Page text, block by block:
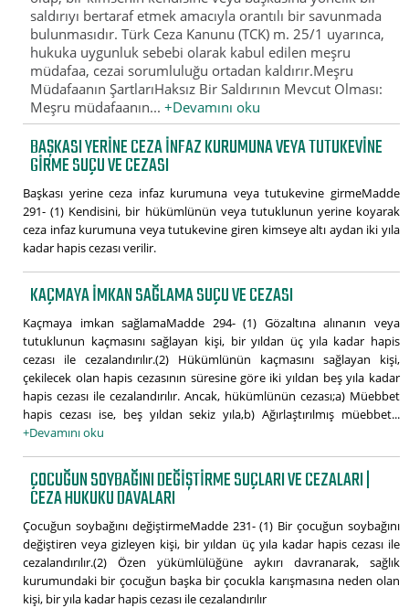
saldırıyı bertaraf etmek amacıyla orantılı bir savunmada
bulunmasıdır. Türk Ceza Kanunu (TCK) m. 25/1 uyarınca,
hukuka uygunluk sebebi olarak kabul edilen meşru
müdafaa, cezai sorumluluğu ortadan kaldırır.Meşru
Müdafaanın ŞartlarıHaksız Bir Saldırının Mevcut Olması:
Meşru müdafaanın...+Devamını oku
BAŞKASI YERINE CEZA INFAZ KURUMUNA VEYA TUTUKEVINE
GIRME SUÇU VE CEZASI
Başkası yerine ceza infaz kurumuna veya tutukevine girmeMadde
291- (1) Kendisini, bir hükümlünün veya tutuklunun yerine koyarak
ceza infaz kurumuna veya tutukevine giren kimseye altı aydan iki yıla
kadar hapis cezası verilir.
KAÇMAYA IMKAN SAĞLAMA SUÇU VE CEZASI
Kaçmaya imkan sağlamaMadde 294- (1) Gözaltına alınanın veya
tutuklunun kaçmasını sağlayan kişi, bir yıldan üç yıla kadar hapis
cezası ile cezalandırılır.(2) Hükümlünün kaçmasını sağlayan kişi,
çekilecek olan hapis cezasının süresine göre iki yıldan beş yıla kadar
hapis cezası ile cezalandırılır. Ancak, hükümlünün cezası;a) Müebbet
hapis cezası ise, beş yıldan sekiz yıla,b) Ağırlaştırılmış müebbet...
+Devamını oku
ÇOCUĞUN SOYBAĞINI DEĞIŞTIRME SUÇLARI VE CEZALARI |
CEZA HUKUKU DAVALARI
Çocuğun soybağını değiştirmeMadde 231- (1) Bir çocuğun soybağını
değiştiren veya gizleyen kişi, bir yıldan üç yıla kadar hapis cezası ile
cezalandırılır.(2) Özen yükümlülüğüne aykırı davranarak, sağlık
kurumundaki bir çocuğun başka bir çocukla karışmasına neden olan
kişi, bir yıla kadar hapis cezası ile cezalandırılır